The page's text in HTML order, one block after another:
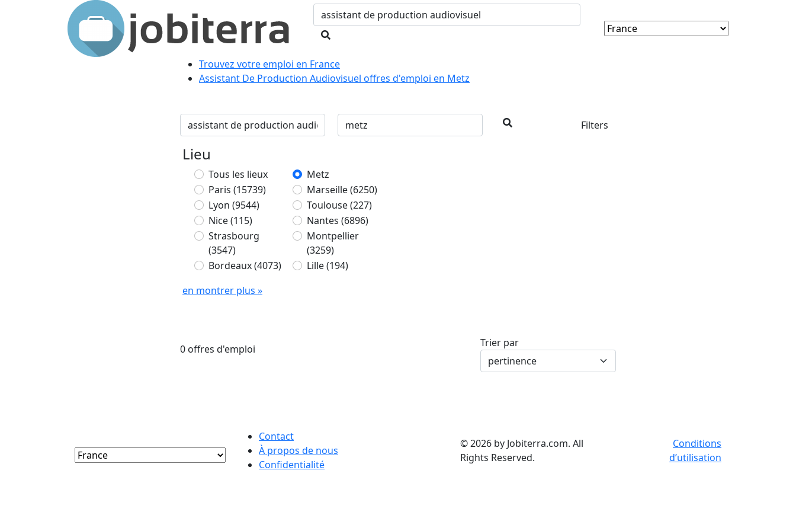
Trouvez votre emploi en France
Assistant De Production Audiovisuel offres d'emploi en Metz
Filters
Lieu
Tous les lieux
Metz
Paris (15739) Marseille(6250)
Lyon (9544) Toulouse(227)
Nice(115) Nantes (6896)
Strasbourg
(3547)
Montpellier
(3259)
Bordeaux(4073) Lille(194)
en montrer plus »
0 offres d'emploi Trier par
Contact
À propos de nous
Confidentialité
Conditions
d’utilisation
© 2026 by Jobiterra.com. All
Rights Reserved.